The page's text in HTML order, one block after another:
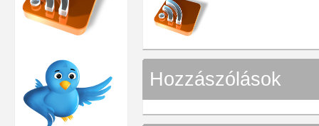
Hozzászólások